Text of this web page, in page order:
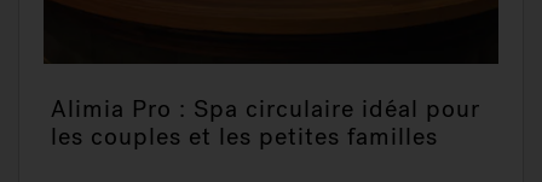
Alimia Pro : Spa circulaire idéal pour
les couples et les petites familles